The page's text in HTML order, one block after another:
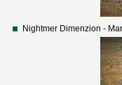
Nightmer Dimenzion -